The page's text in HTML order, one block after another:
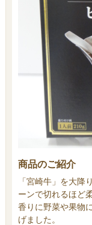
商品のご紹介
「宮崎牛」を大降
ーンで切れるほど
香りに野菜や果物
げました。